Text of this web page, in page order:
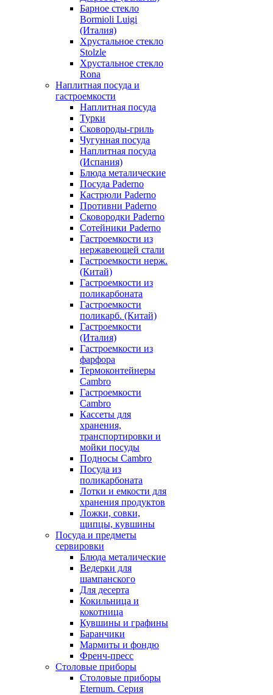
Барное стекло
Bormioli Luigi
(Италия)
Хрустальное стекло
Stolzle
Хрустальное стекло
Rona
Наплитная посуда и
гастроемкости
Наплитная посуда
Турки
Сковороды-гриль
Чугунная посуда
Наплитная посуда
(Испания)
Блюда металические
Посуда Paderno
Кастрюли Paderno
Противни Paderno
Сковородки Paderno
Сотейники Paderno
Гастроемкости из
нержавеющей стали
Гастроемкости нерж.
(Китай)
Гастроемкости из
поликарбоната
Гастроемкости
поликарб. (Китай)
Гастроемкости
(Италия)
Гастроемкости из
фарфора
Термоконтейнеры
Cambro
Гастроемкости
Cambro
Кассеты для
хранения,
транспортировки и
мойки посуды
Подносы Cambro
Посуда из
поликарбоната
Лотки и емкости для
хранения продуктов
Ложки, совки,
щипцы, кувшины
Посуда и предметы
сервировки
Блюда металические
Ведерки для
шампанского
Для десерта
Кокильница и
кокотница
Кувшины и графины
Баранчики
Мармиты и фондю
Френч-пресс
Столовые приборы
Столовые приборы
Eternum. Серия